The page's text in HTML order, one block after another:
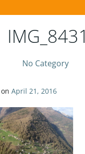
IMG_8431
No Category
on April 21, 2016